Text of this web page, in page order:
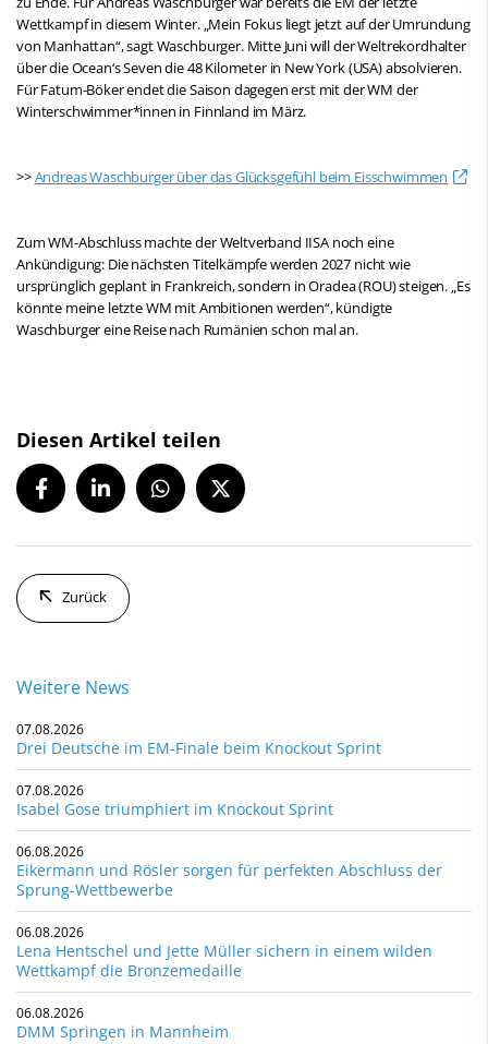
Wettkampf in diesem Winter. „Mein Fokus liegt jetzt auf der Umrundung
von Manhattan“, sagt Waschburger. Mitte Juni will der Weltrekordhalter
über die Ocean‘s Seven die 48 Kilometer in New York (USA) absolvieren.
Für Fatum-Böker endet die Saison dagegen erst mit der WM der
Winterschwimmer*innen in Finnland im März.
>>Andreas Waschburger über das Glücksgefühl beim Eisschwimmen
Zum WM-Abschluss machte der Weltverband IISA noch eine
Ankündigung: Die nächsten Titelkämpfe werden 2027 nicht wie
ursprünglich geplant in Frankreich, sondern in Oradea (ROU) steigen. „Es
könnte meine letzte WM mit Ambitionen werden“, kündigte
Waschburger eine Reise nach Rumänien schon mal an.
Diesen Artikel teilen
Zurück
Weitere News
07.08.2026
Drei Deutsche im EM-Finale beim Knockout Sprint
07.08.2026
Isabel Gose triumphiert im Knockout Sprint
06.08.2026
Eikermann und Rösler sorgen für perfekten Abschluss der
Sprung-Wettbewerbe
06.08.2026
Lena Hentschel und Jette Müller sichern in einem wilden
Wettkampf die Bronzemedaille
06.08.2026
DMM Springen in Mannheim